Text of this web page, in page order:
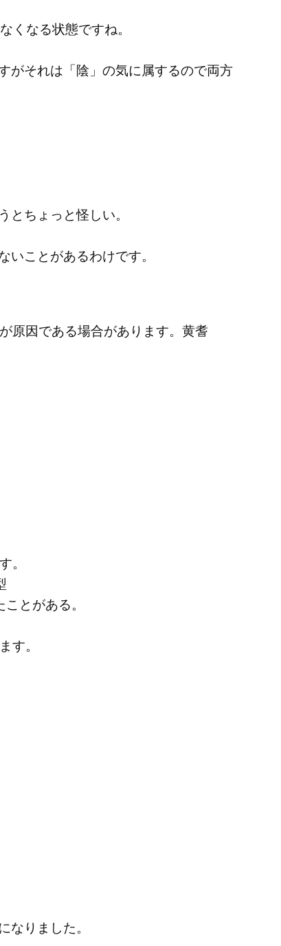
くなる状態ですね。
がそれは「陰」の気に属するので両方
ちょっと怪しい。
ことがあるわけです。
原因である場合があります。黄耆
。
とがある。
す。
なりました。